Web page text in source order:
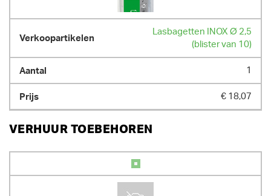
Lasbagetten INOX Ø 2,5
(blister van 10)
1
€ 18,07
VERHUUR TOEBEHOREN